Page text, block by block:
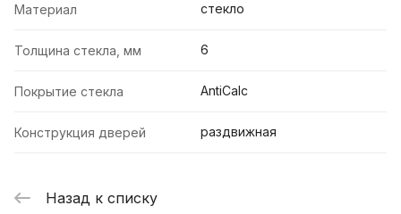
Материал стекло
Толщина стекла, мм 6
Покрытие стекла AntiCalc
Конструкция дверей раздвижная
Назад к списку